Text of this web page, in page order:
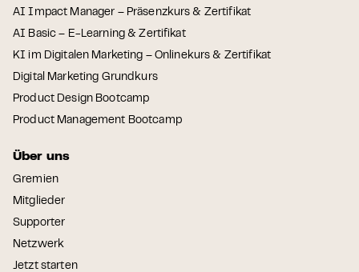
AI Impact Manager – Präsenzkurs & Zertifikat
AI Basic – E-Learning & Zertifikat
KI im Digitalen Marketing – Onlinekurs & Zertifikat
Digital Marketing Grundkurs
Product Design Bootcamp
Product Management Bootcamp
Über uns
Gremien
Mitglieder
Supporter
Netzwerk
Jetzt starten